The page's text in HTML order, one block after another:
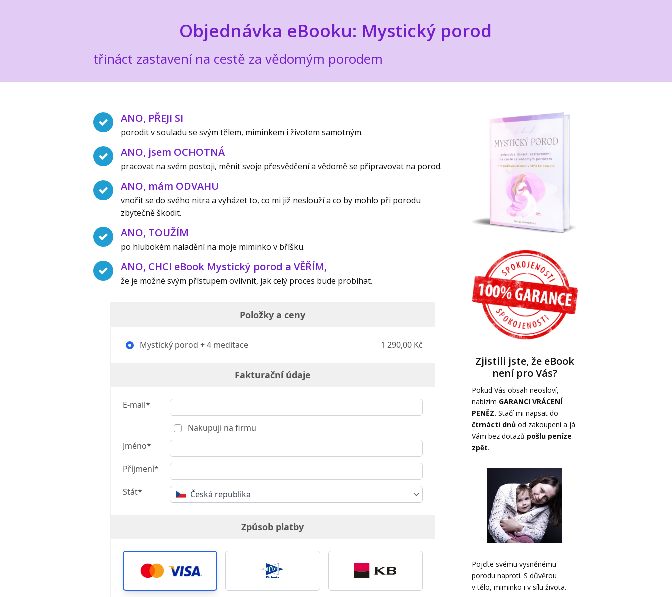
Objednávka eBooku: Mystický porod
třináct zastavení na cestě za vědomým porodem
ANO, PŘEJI SI
porodit v souladu se svým tělem, miminkem i životem samotným.
ANO, jsem OCHOTNÁ
pracovat na svém postoji, měnit svoje přesvědčení a vědomě se připravovat na porod.
ANO, mám ODVAHU
vnořit se do svého nitra a vyházet to, co mi již neslouží a co by mohlo při porodu
zbytečně škodit.
ANO, TOUŽÍM
po hlubokém naladění na moje miminko v bříšku.
ANO, CHCI eBook Mystický porod a VĚŘÍM,
že je možné svým přístupem ovlivnit, jak celý proces bude probíhat.
Položky a ceny
Mystický porod + 4 meditace 1 290,00 Kč
Fakturační údaje
E-mail*
Nakupuji na firmu
Jméno*
Příjmení*
Stát* Česká republika
Způsob platby
Zjistili jste, že eBook
není pro Vás?
Pokud Vás obsah neosloví,
nabízím GARANCI VRÁCENÍ
PENĚZ. Stačí mi napsat do
čtrnácti dnůod zakoupení a já
Vám bez dotazů pošlu peníze
zpět.
Pojďte svému vysněnému
porodu naproti. S důvěrou
v tělo, miminko i v sílu života.